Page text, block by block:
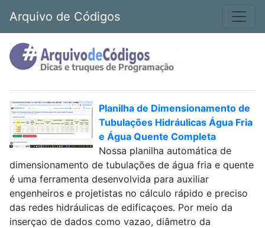
Arquivo de Códigos
Planilha de Dimensionamento de
Tubulações Hidráulicas Água Fria
e Água Quente Completa
Nossa planilha automática de
dimensionamento de tubulações de água fria e quente
é uma ferramenta desenvolvida para auxiliar
engenheiros e projetistas no cálculo rápido e preciso
das redes hidráulicas de edificaçoes. Por meio da
inserçao de dados como vazao, diâmetro da